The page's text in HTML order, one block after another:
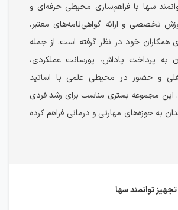
سها با فراهم‌سازی محیطی حرفه‌ای و
تخصصی و ارائه گواهی‌نامه‌های معتبر،
همکاران خود در نظر گرفته است. از جمله
به پرداخت پاداش، پورسانت عملکردی،
و حضور در محیطی علمی با اساتید
این مجموعه بستری مناسب برای رشد فردی
به حوزه‌های مهارتی و درمانی فراهم کرده
توانمند سها